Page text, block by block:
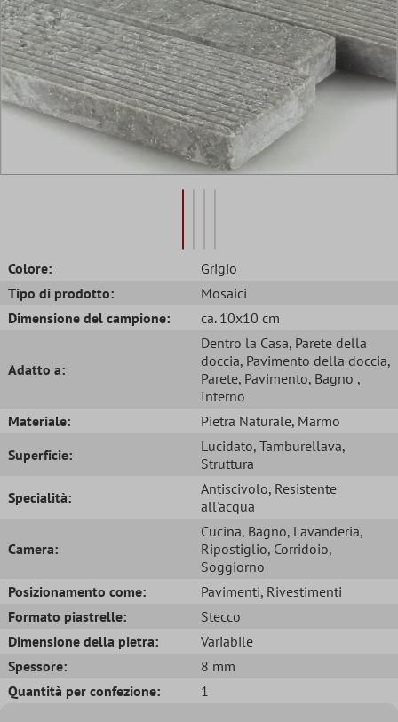
Colore:
Grigio
Tipo di prodotto:
Mosaici
Dimensione del campione:
ca. 10x10 cm
Adatto a:
Dentro la Casa, Parete della
doccia, Pavimento della doccia,
Parete, Pavimento, Bagno ,
Interno
Materiale:
Pietra Naturale, Marmo
Superficie:
Lucidato, Tamburellava,
Struttura
Specialità:
Antiscivolo, Resistente
all'acqua
Camera:
Cucina, Bagno, Lavanderia,
Ripostiglio, Corridoio,
Soggiorno
Posizionamento come:
Pavimenti, Rivestimenti
Formato piastrelle:
Stecco
Dimensione della pietra:
Variabile
Spessore:
8 mm
Quantità per confezione:
1